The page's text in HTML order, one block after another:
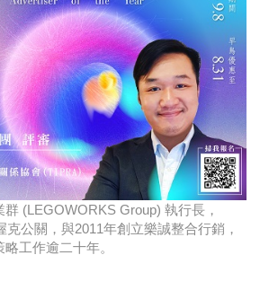
(LEGOWORKS Group) 執行長，
克公關，與2011年創立樂誠整合行銷，
工作逾二十年。